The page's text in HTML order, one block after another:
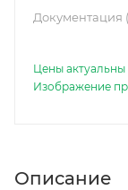
Документация
Цены актуальны
Изображение
Описание